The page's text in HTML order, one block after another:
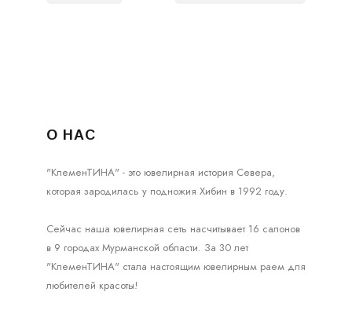
О НАС
"КлеменТИНА" - это ювелирная история Севера,
которая зародилась у подножия Хибин в 1992 году.
Сейчас наша ювелирная сеть насчитывает 16 салонов
в 9 городах Мурманской области. За 30 лет
"КлеменТИНА" стала настоящим ювелирным раем для
любителей красоты!